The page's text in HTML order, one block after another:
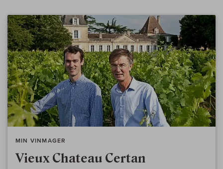
MIN VINMAGER
Vieux Chateau Certan